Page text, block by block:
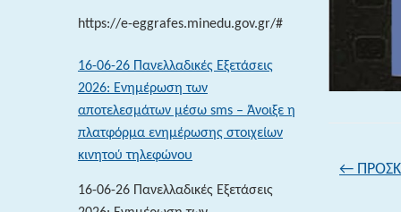
https://e-eggrafes.minedu.gov.gr/#
16-06-26 Πανελλαδικές Εξετάσεις
2026: Ενημέρωση των
αποτελεσμάτων μέσω sms – Άνοιξε η
πλατφόρμα ενημέρωσης στοιχείων
κινητού τηλεφώνου
16-06-26 Πανελλαδικές Εξετάσεις
←